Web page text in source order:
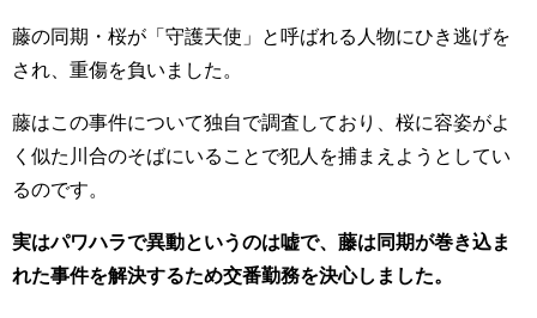
藤の同期・桜が「守護天使」と呼ばれる人物にひき逃げを
され、重傷を負いました。
藤はこの事件について独自で調査しており、桜に容姿がよ
く似た川合のそばにいることで犯人を捕まえようとしてい
るのです。
実はパワハラで異動というのは嘘で、藤は同期が巻き込ま
れた事件を解決するため交番勤務を決心しました。